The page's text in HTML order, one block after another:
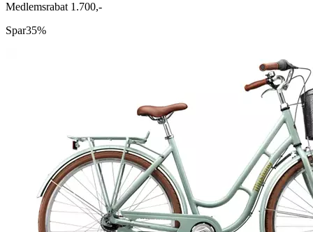
Medlemsrabat 1.700,-
Spar35%